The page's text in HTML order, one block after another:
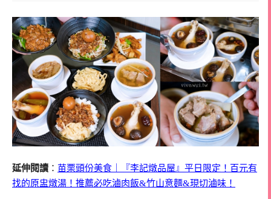
延伸閱讀 ： 苗栗頭份美食｜『李記燉品屋』平日限定！百元有
找的原盅燉湯！推薦必吃滷肉飯&竹山意麵&現切滷味！